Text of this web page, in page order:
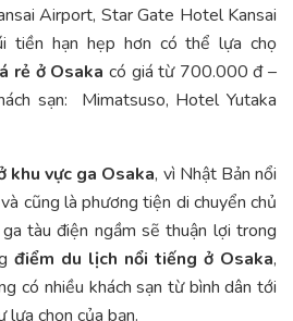
Airport, Star Gate Hotel Kansai
tiền hạn hẹp hơn có thể lựa chọ
rẻ ở Osaka có giá từ 700.000 đ –
sạn: Mimatsuso, Hotel Yutaka
khu vực ga Osaka, vì Nhật Bản nổi
cũng là phương tiện di chuyển chủ
tàu điện ngầm sẽ thuận lợi trong
điểm du lịch nổi tiếng ở Osaka,
có nhiều khách sạn từ bình dân tới
lựa chọn của bạn.